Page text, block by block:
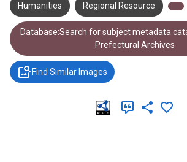
Humanities Regional Resource
Database:Search for subject metadata
Prefectural Archives
Find Similar Images